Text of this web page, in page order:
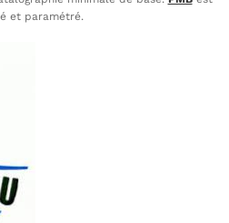
et paramétré.